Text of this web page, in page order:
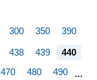
300 350 390
438 439
440
470 480 490 …